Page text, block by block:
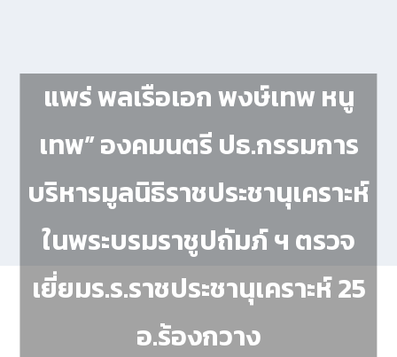
แพร่ พลเรือเอก พงษ์เทพ หนู
เทพ” องคมนตรี ปธ.กรรมการ
บริหารมูลนิธิราชประชานุเคราะห์
ในพระบรมราชูปถัมภ์ ฯ ตรวจ
เยี่ยมร.ร.ราชประชานุเคราะห์ 25
อ.ร้องกวาง